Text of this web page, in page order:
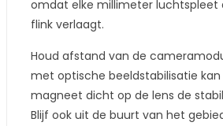
omdat elke millimeter luchtspleet
flink verlaagt.
Houd afstand van de
met optische beeldstabilisatie kan
magneet dicht op de lens de
Blijf ook uit de buurt van het